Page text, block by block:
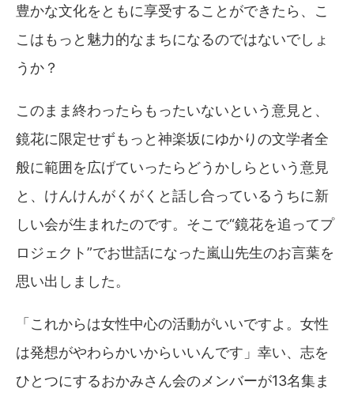
豊かな文化をともに享受することができたら、こ
こはもっと魅力的なまちになるのではないでしょ
うか？
このまま終わったらもったいないという意見と、
鏡花に限定せずもっと神楽坂にゆかりの文学者全
般に範囲を広げていったらどうかしらという意見
と、けんけんがくがくと話し合っているうちに新
しい会が生まれたのです。そこで“鏡花を追ってプ
ロジェクト”でお世話になった嵐山先生のお言葉を
思い出しました。
「これからは女性中心の活動がいいですよ。女性
は発想がやわらかいからいいんです」幸い、志を
ひとつにするおかみさん会のメンバーが13名集ま